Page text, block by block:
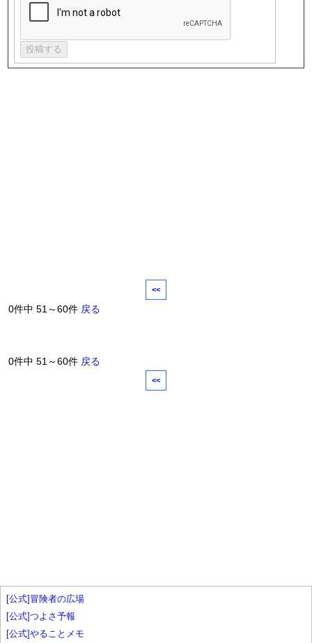
<<
0件中 51～60件 戻る
0件中 51～60件 戻る
<<
[公式]冒険者の広場
[公式]つよさ予報
[公式]やることメモ